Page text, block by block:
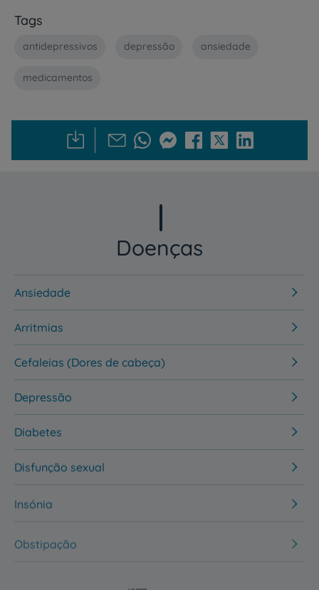
Tags
antidepressivos depressão ansiedade
medicamentos
Doenças
Ansiedade
Arritmias
Cefaleias (Dores de cabeça)
Depressão
Diabetes
Disfunção sexual
Insónia